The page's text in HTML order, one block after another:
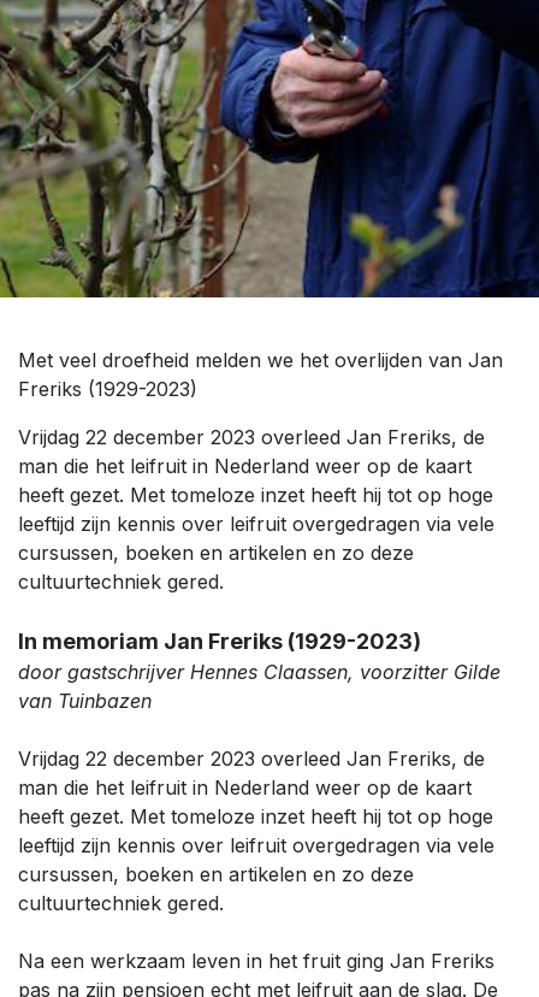
Met veel droefheid melden we het overlijden van Jan
Freriks (1929-2023)
Vrijdag 22 december 2023 overleed Jan Freriks, de
man die het leifruit in Nederland weer op de kaart
heeft gezet. Met tomeloze inzet heeft hij tot op hoge
leeftijd zijn kennis over leifruit overgedragen via vele
cursussen, boeken en artikelen en zo deze
cultuurtechniek gered.
In memoriam Jan Freriks (1929-2023)
door gastschrijver Hennes Claassen, voorzitter Gilde
van Tuinbazen
Vrijdag 22 december 2023 overleed Jan Freriks, de
man die het leifruit in Nederland weer op de kaart
heeft gezet. Met tomeloze inzet heeft hij tot op hoge
leeftijd zijn kennis over leifruit overgedragen via vele
cursussen, boeken en artikelen en zo deze
cultuurtechniek gered.
Na een werkzaam leven in het fruit ging Jan Freriks
pas na zijn pensioen echt met leifruit aan de slag. De